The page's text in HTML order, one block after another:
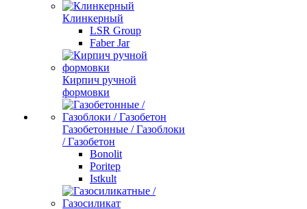
Клинкерный
LSR Group
Faber Jar
Кирпич ручной
формовки
Газобетонные / Газоблоки
/ Газобетон
Bonolit
Poritep
Istkult